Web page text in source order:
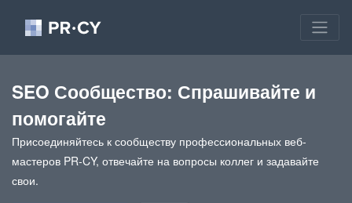
SEO Сообщество: Спрашивайте и
помогайте
Присоединяйтесь к сообществу профессиональных веб-
мастеров PR-CY, отвечайте на вопросы коллег и задавайте
свои.